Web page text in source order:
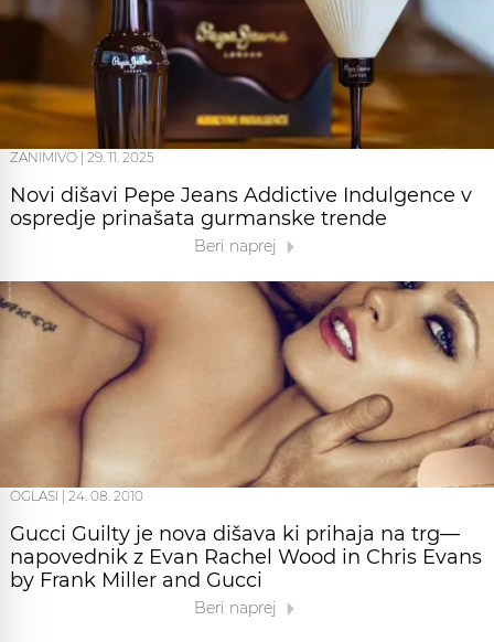
ZANIMIVO 29. 11. 2025
Novi dišavi Pepe Jeans Addictive Indulgence v
ospredje prinašata gurmanske trende
Beri naprej
OGLASI 24. 08. 2010
Gucci Guilty je nova dišava ki prihaja na trg—
napovednik z Evan Rachel Wood in Chris Evans
by Frank Miller and Gucci
Beri naprej